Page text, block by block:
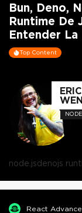
Bun, Deno,
Runtime De
Entender
Top Content
node.jsdenojs
React